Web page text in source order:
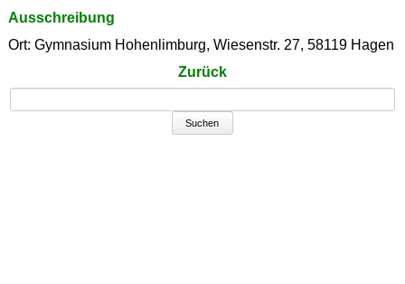
Ausschreibung
Ort: Gymnasium Hohenlimburg, Wiesenstr. 27, 58119 Hagen
Zurück
Suchbegriffe